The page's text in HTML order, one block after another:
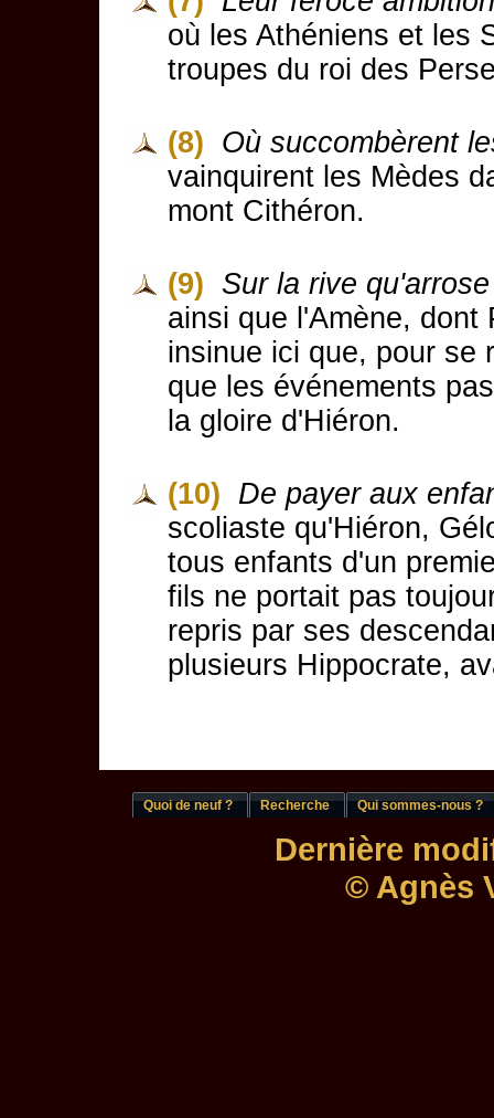
où les Athéniens et les
troupes du roi des
(8) Où succombèrent
vainquirent les Mèdes
mont Cithéron.
(9) Sur la rive
ainsi que l'Amène, dont
insinue ici que, pour se
que les événements
la gloire d'Hiéron.
(10) De payer aux
scoliaste qu'Hiéron,
tous enfants d'un
fils ne portait pas
repris par ses
plusieurs Hippocrate,
Quoi de neuf ? Recherche Qui sommes-nous ?
Dernière
© Agnès